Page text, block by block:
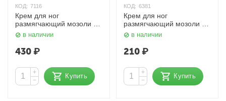
КОД: 7116
Крем для ног
размягчающий мозоли с
лимоном, ланолином и
коллоидным серебром,
250 мл. Domix
в наличии
430₽
+
−
Купить
КОД: 6381
Крем для ног
размягчающий мозоли с
лимоном 200 мл. Domix
в наличии
210₽
+
−
Купить